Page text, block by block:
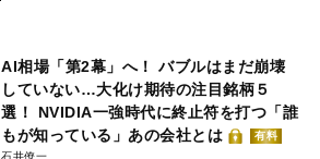
AI相場「第2幕」へ！ バブルはまだ崩壊
していない…大化け期待の注目銘柄５
選！ NVIDIA一強時代に終止符を打つ「誰
もが知っている」あの会社とは
有料
石井僚一